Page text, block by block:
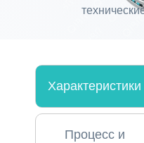
Характеристики
Процесс и